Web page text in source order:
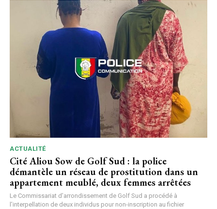
ACTUALITÉ
Cité Aliou Sow de Golf Sud : la police
démantèle un réseau de prostitution dans un
appartement meublé, deux femmes arrêtées
Le Commissariat d’arrondissement de Golf Sud a procédé à
l’interpellation de deux individus pour non-inscription au fichier